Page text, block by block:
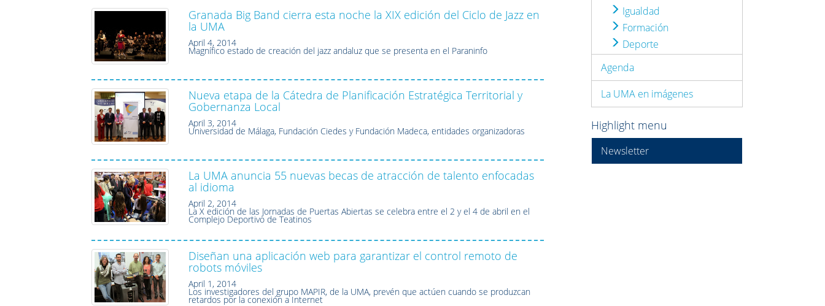
Granada Big Band cierra esta noche la XIX edición del Ciclo de Jazz en
la UMA
April 4, 2014
Magnífico estado de creación del jazz andaluz que se presenta en el Paraninfo
Nueva etapa de la Cátedra de Planificación Estratégica Territorial y
Gobernanza Local
April 3, 2014
Universidad de Málaga, Fundación Ciedes y Fundación Madeca, entidades organizadoras
La UMA anuncia 55 nuevas becas de atracción de talento enfocadas
al idioma
April 2, 2014
La X edición de las Jornadas de Puertas Abiertas se celebra entre el 2 y el 4 de abril en el
Complejo Deportivo de Teatinos
Diseñan una aplicación web para garantizar el control remoto de
robots móviles
April 1, 2014
Los investigadores del grupo MAPIR, de la UMA, prevén que actúen cuando se produzcan
retardos por la conexión a Internet
Igualdad
Formación
Deporte
Agenda
La UMA en imágenes
Highlight menu
Newsletter